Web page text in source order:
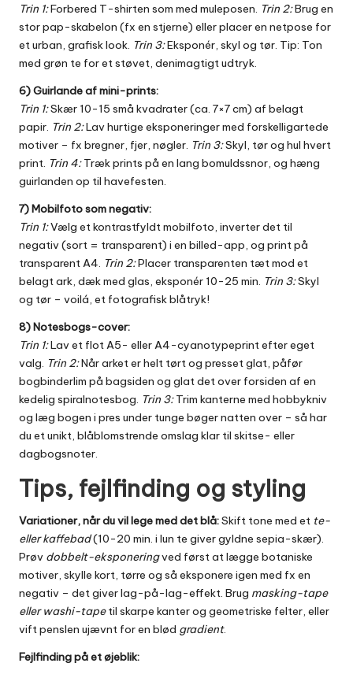
Trin 1:Forbered T-shirten som med muleposen. Trin 2:Brug en
stor pap-skabelon (fx en stjerne) eller placer en netpose for
et urban, grafisk look. Trin 3:Eksponér, skyl og tør. Tip: Ton
med grøn te for et støvet, denimagtigt udtryk.
6) Guirlande af mini-prints:
Trin 1:Skær 10-15 små kvadrater (ca. 7×7 cm) af belagt
papir. Trin 2:Lav hurtige eksponeringer med forskelligartede
motiver – fx bregner, fjer, nøgler. Trin 3:Skyl, tør og hul hvert
print. Trin 4:Træk prints på en lang bomuldssnor, og hæng
guirlanden op til havefesten.
7) Mobilfoto som negativ:
Trin 1:Vælg et kontrastfyldt mobilfoto, inverter det til
negativ (sort = transparent) i en billed-app, og print på
transparent A4. Trin 2:Placer transparenten tæt mod et
belagt ark, dæk med glas, eksponér 10-25 min. Trin 3:Skyl
og tør – voilá, et fotografisk blåtryk!
8) Notesbogs-cover:
Trin 1:Lav et flot A5- eller A4-cyanotypeprint efter eget
valg. Trin 2:Når arket er helt tørt og presset glat, påfør
bogbinderlim på bagsiden og glat det over forsiden af en
kedelig spiralnotesbog. Trin 3:Trim kanterne med hobbykniv
og læg bogen i pres under tunge bøger natten over – så har
du et unikt, blåblomstrende omslag klar til skitse- eller
dagbogsnoter.
Tips, fejlfinding og styling
Variationer, når du vil lege med det blå:Skift tone med et te-
eller kaffebad(10-20 min. i lun te giver gyldne sepia-skær).
Prøv dobbelt-eksponeringved først at lægge botaniske
motiver, skylle kort, tørre og så eksponere igen med fx en
negativ – det giver lag-på-lag-effekt. Brug masking-tape
eller washi-tapetil skarpe kanter og geometriske felter, eller
vift penslen ujævnt for en blød gradient.
Fejlfinding på et øjeblik: